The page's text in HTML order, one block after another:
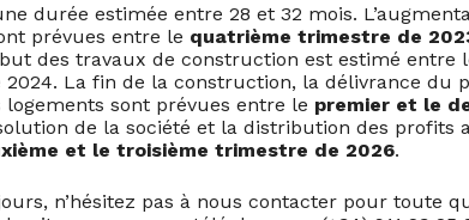
durée estimée entre 28 et 32 mois.
prévues entre le quatrième trimestre de
des travaux de construction est estimé entre
La fin de la construction, la délivrance du
logements sont prévues entre le premier et le
de la société et la distribution des profits
et le troisième trimestre de 2026.
n’hésitez pas à nous contacter pour toute